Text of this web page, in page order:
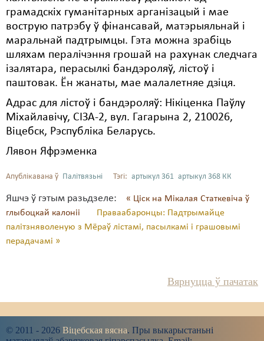
грамадскіх гуманітарных арганізацый і мае
вострую патрэбу ў фінансавай, матэрыяльнай і
маральнай падтрымцы. Гэта можна зрабіць
шляхам пералічэння грошай на рахунак следчага
ізалятара, перасылкі бандэроляў, лістоў і
паштовак. Ён жанаты, мае малалетняе дзіця.
Адрас для лістоў і бандэроляў: Нікіценка Паўлу
Міхайлавічу, СІЗА-2, вул. Гагарына 2, 210026,
Віцебск, Рэспубліка Беларусь.
Лявон Яфрэменка
Апублікавана ў Палітвязьні Тэгі: артыкул 361 артыкул 368 КК
Яшчэ ў гэтым разьдзеле:
« Ціск на Мікалая Статкевіча ў
глыбоцкай калоніі
Праваабаронцы: Падтрымайце
палітзняволеную з Мёраў лістамі, пасылкамі і грашовымі
перадачамі »
Вярнуцца ў пачатак
© 2011 - 2026 Віцебская вясна. Пры выкарыстаньні